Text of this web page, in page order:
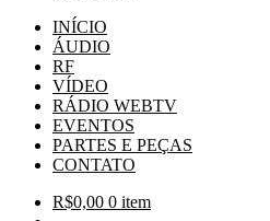
INÍCIO
ÁUDIO
RF
VÍDEO
RÁDIO WEBTV
EVENTOS
PARTES E PEÇAS
CONTATO
R$0,00 0 item